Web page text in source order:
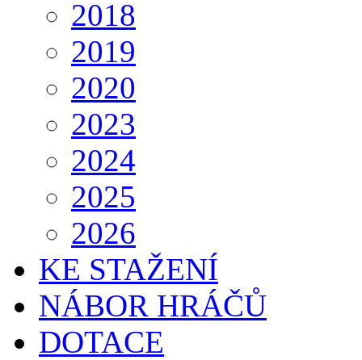
2018
2019
2020
2023
2024
2025
2026
KE STAŽENÍ
NÁBOR HRÁČŮ
DOTACE